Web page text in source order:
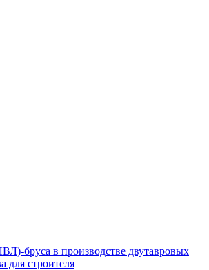
бруса в производстве двутавровых
для строителя